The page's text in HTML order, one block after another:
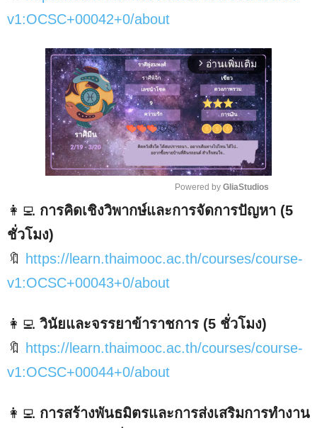
v1:OCSC+00042+0/about
arrow_forward_ios อ่านเพิ่มเติม
M
e
Powered by GliaStudios
👩‍💻 การคิดเชิงวิพากษ์และการจัดการปัญหา (5
ชั่วโมง)
🔖 https://learn.thaimooc.ac.th/courses/course-
v1:OCSC+00043+0/about
👩‍💻 วินัยและจรรยาข้าราชการ (5 ชั่วโมง)
🔖 https://learn.thaimooc.ac.th/courses/course-
v1:OCSC+00044+0/about
👩‍💻 การสร้างพันธมิตรและการส่งเสริมการทำงาน